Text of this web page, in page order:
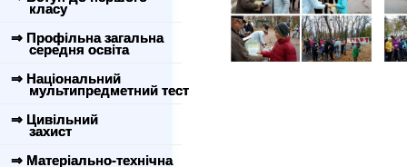
класу
⇒ Профільна загальна
середня освіта
⇒ Національний
мультипредметний тест
⇒ Цивільний
захист
⇒ Матеріально-технічна